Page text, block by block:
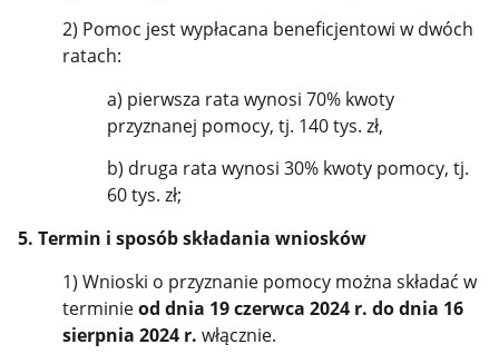
2) Pomoc jest wypłacana beneficjentowi w dwóch
ratach:
a) pierwsza rata wynosi 70% kwoty
przyznanej pomocy, tj. 140 tys. zł,
b) druga rata wynosi 30% kwoty pomocy, tj.
60 tys. zł;
5. Termin i sposób składania wniosków
1) Wnioski o przyznanie pomocy można składać w
terminieod dnia 19 czerwca 2024 r. do dnia 16
sierpnia 2024 r. włącznie.